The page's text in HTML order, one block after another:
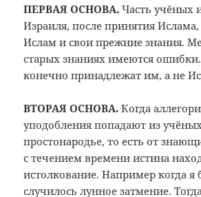
ПЕРВАЯ ОСНОВА. Часть учёных
Израиля, после принятия
Ислам и свои прежние знания.
старых знаниях имеются
конечно принадлежат им, а не
ВТОРАЯ ОСНОВА.Когда
уподобления попадают из
простонародье, то есть от
с течением времени истина
истолкование. Например когда
случилось лунное затмение.